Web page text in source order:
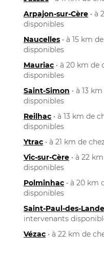
Arpajon-sur-Cère • à
disponibles
Naucelles • à 15 km
disponibles
Mauriac • à 20 km de
disponibles
Saint-Simon • à 13
disponibles
Reilhac • à 13 km de
disponibles
Ytrac • à 21 km de
Vic-sur-Cère • à 22
disponibles
Polminhac • à 20 km
disponibles
Saint-Paul-des-
intervenants
Vézac • à 22 km de